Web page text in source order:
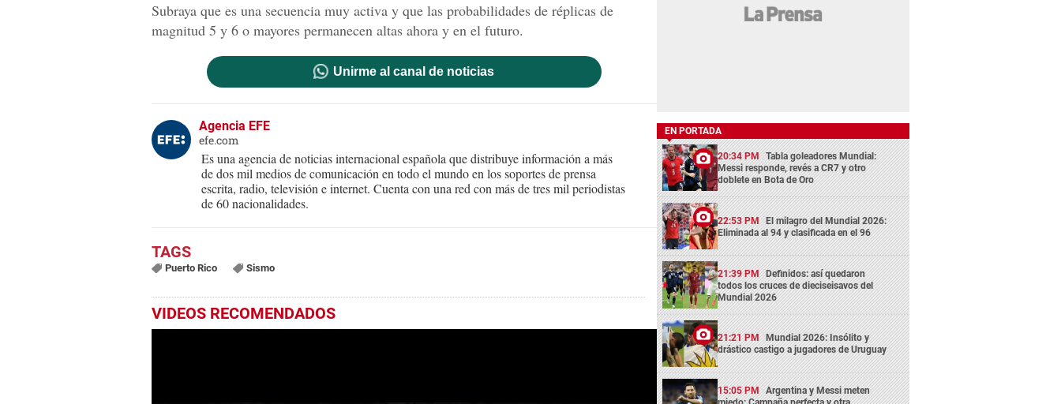
Subraya que es una secuencia muy activa y que las probabilidades de réplicas de
magnitud 5 y 6 o mayores permanecen altas ahora y en el futuro.
Unirme al canal de noticias
Agencia EFE
efe.com
Es una agencia de noticias internacional española que distribuye información a más
de dos mil medios de comunicación en todo el mundo en los soportes de prensa
escrita, radio, televisión e internet. Cuenta con una red con más de tres mil periodistas
de 60 nacionalidades.
Puerto Rico Sismo
VIDEOS RECOMENDADOS
EN PORTADA
20:34 PM Tabla goleadores Mundial:
Messi responde, revés a CR7 y otro
doblete en Bota de Oro
22:53 PM El milagro del Mundial 2026:
Eliminada al 94 y clasificada en el 96
21:39 PM Definidos: así quedaron
todos los cruces de dieciseisavos del
Mundial 2026
21:21 PM Mundial 2026: Insólito y
drástico castigo a jugadores de Uruguay
15:05 PM Argentina y Messi meten